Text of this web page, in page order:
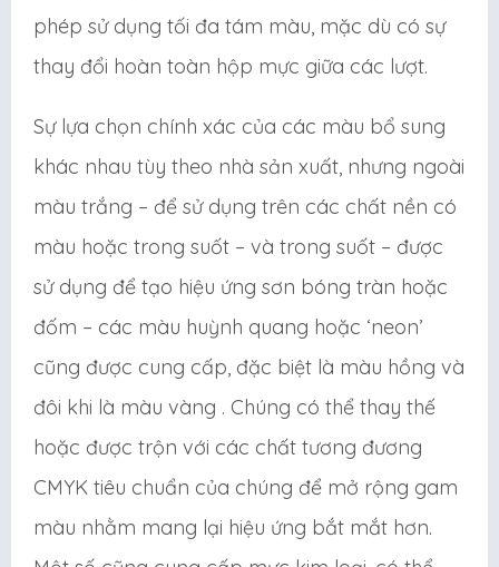
phép sử dụng tối đa tám màu, mặc dù có sự
thay đổi hoàn toàn hộp mực giữa các lượt.
Sự lựa chọn chính xác của các màu bổ sung
khác nhau tùy theo nhà sản xuất, nhưng ngoài
màu trắng – để sử dụng trên các chất nền có
màu hoặc trong suốt – và trong suốt – được
sử dụng để tạo hiệu ứng sơn bóng tràn hoặc
đốm – các màu huỳnh quang hoặc ‘neon’
cũng được cung cấp, đặc biệt là màu hồng và
đôi khi là màu vàng . Chúng có thể thay thế
hoặc được trộn với các chất tương đương
CMYK tiêu chuẩn của chúng để mở rộng gam
màu nhằm mang lại hiệu ứng bắt mắt hơn.